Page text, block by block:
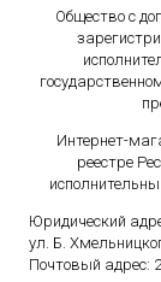
Общество с
Интернет-
реестре
Юридический
ул. Б.
Почтовый адрес: